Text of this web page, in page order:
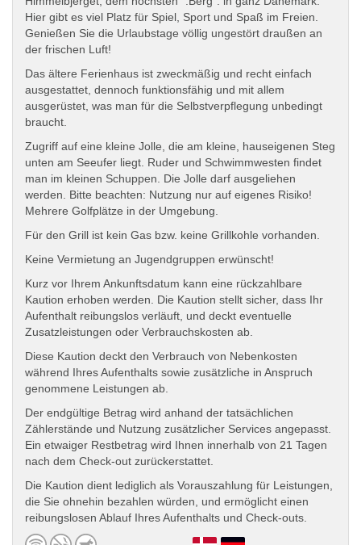
Hier gibt es viel Platz für Spiel, Sport und Spaß im Freien.
Genießen Sie die Urlaubstage völlig ungestört draußen an
der frischen Luft!
Das ältere Ferienhaus ist zweckmäßig und recht einfach
ausgestattet, dennoch funktionsfähig und mit allem
ausgerüstet, was man für die Selbstverpflegung unbedingt
braucht.
Zugriff auf eine kleine Jolle, die am kleine, hauseigenen Steg
unten am Seeufer liegt. Ruder und Schwimmwesten findet
man im kleinen Schuppen. Die Jolle darf ausgeliehen
werden. Bitte beachten: Nutzung nur auf eigenes Risiko!
Mehrere Golfplätze in der Umgebung.
Für den Grill ist kein Gas bzw. keine Grillkohle vorhanden.
Keine Vermietung an Jugendgruppen erwünscht!
Kurz vor Ihrem Ankunftsdatum kann eine rückzahlbare
Kaution erhoben werden. Die Kaution stellt sicher, dass Ihr
Aufenthalt reibungslos verläuft, und deckt eventuelle
Zusatzleistungen oder Verbrauchskosten ab.
Diese Kaution deckt den Verbrauch von Nebenkosten
während Ihres Aufenthalts sowie zusätzliche in Anspruch
genommene Leistungen ab.
Der endgültige Betrag wird anhand der tatsächlichen
Zählerstände und Nutzung zusätzlicher Services angepasst.
Ein etwaiger Restbetrag wird Ihnen innerhalb von 21 Tagen
nach dem Check-out zurückerstattet.
Die Kaution dient lediglich als Vorauszahlung für Leistungen,
die Sie ohnehin bezahlen würden, und ermöglicht einen
reibungslosen Ablauf Ihres Aufenthalts und Check-outs.